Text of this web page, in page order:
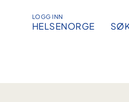
LOGG INN
HELSENORGE